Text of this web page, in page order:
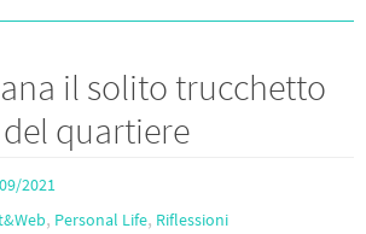
il solito trucchetto
quartiere
2021
, Personal Life, Riflessioni